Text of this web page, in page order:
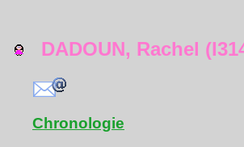
DADOUN, Rachel
Chronologie